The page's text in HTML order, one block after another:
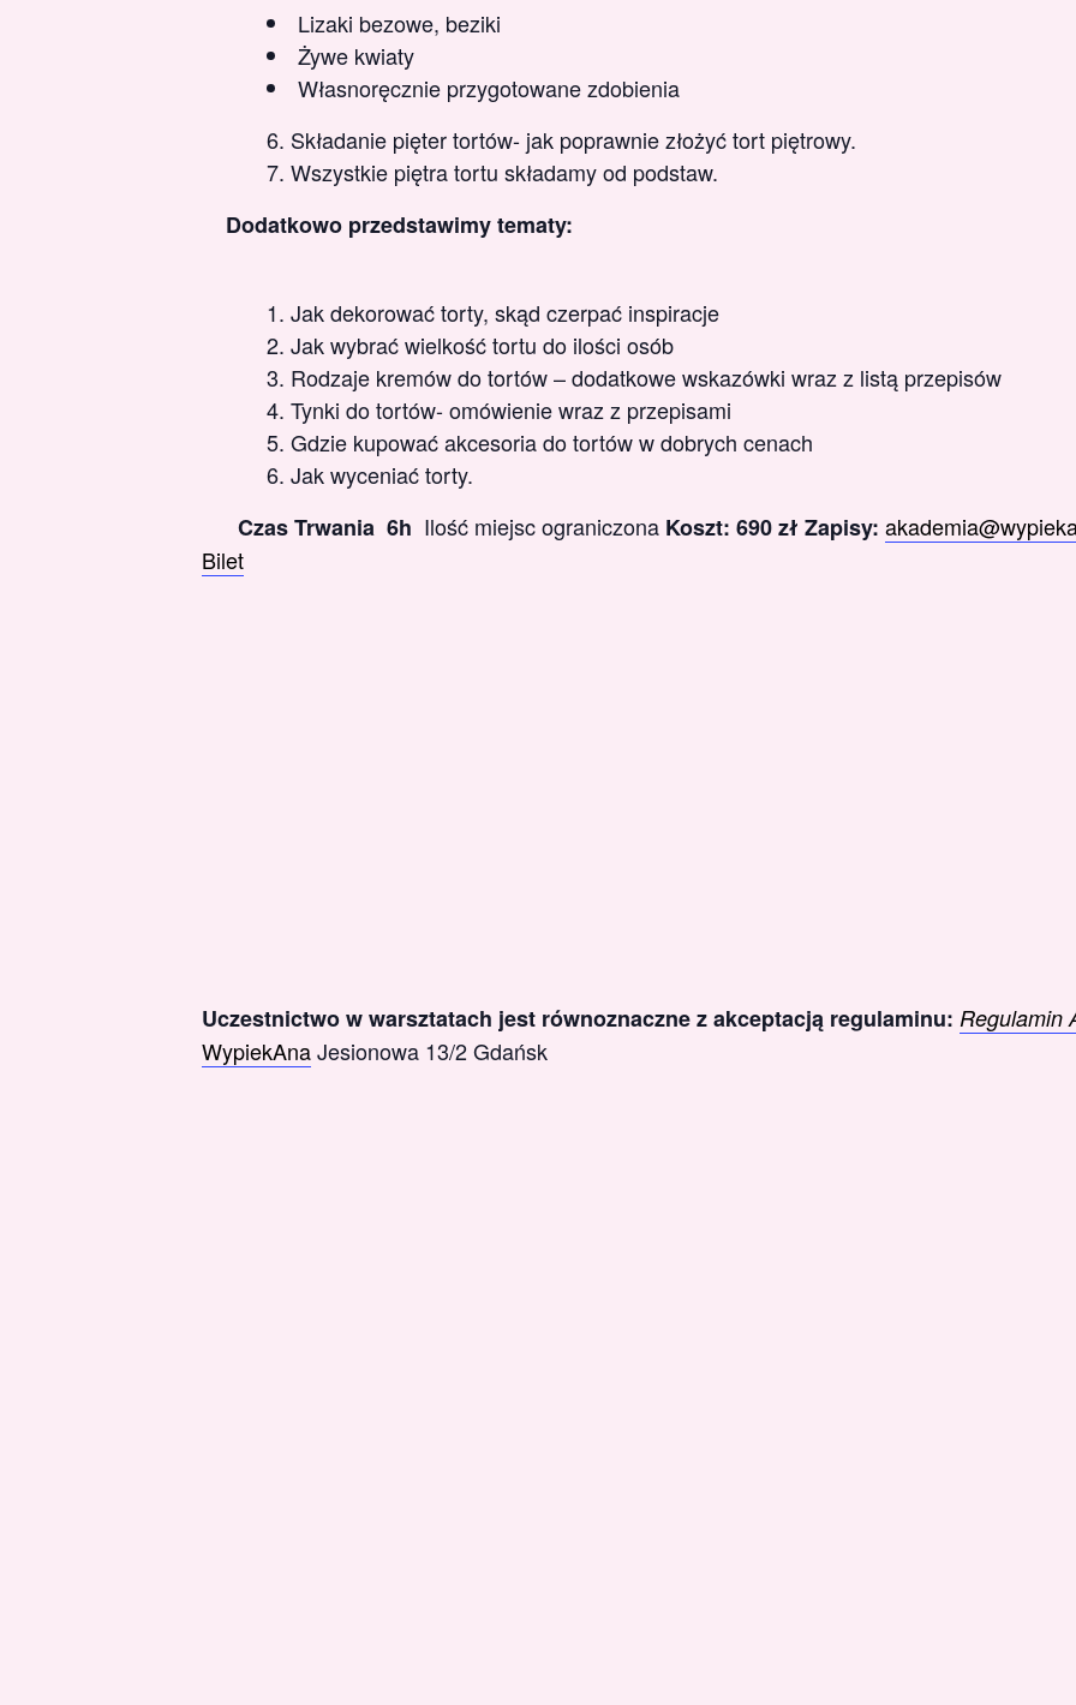
Lizaki bezowe, beziki
Żywe kwiaty
Własnoręcznie przygotowane zdobienia
Składanie pięter tortów- jak poprawnie złożyć tort piętrowy.
Wszystkie piętra tortu składamy od podstaw.
Dodatkowo przedstawimy tematy:
Jak dekorować torty, skąd czerpać inspiracje
Jak wybrać wielkość tortu do ilości osób
Rodzaje kremów do tortów – dodatkowe wskazówki wraz z listą przepisów
Tynki do tortów- omówienie wraz z przepisami
Gdzie kupować akcesoria do tortów w dobrych cenach
Jak wyceniać torty.
Czas Trwania 6h Ilość miejsc ograniczona Koszt: 690 zł Zapisy:
Bilet
Uczestnictwo w warsztatach jest równoznaczne z akceptacją regulaminu: Regulamin
WypiekAnaJesionowa 13/2 Gdańsk